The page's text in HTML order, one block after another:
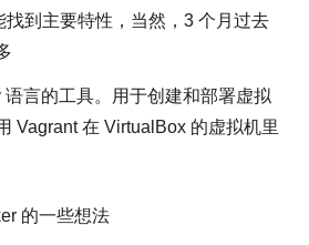
找到主要特性，当然，3 个月过去
言的工具。用于创建和部署虚拟
Vagrant 在 VirtualBox 的虚拟机里
的一些想法